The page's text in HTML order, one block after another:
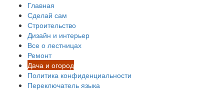
Главная
Сделай сам
Строительство
Дизайн и интерьер
Все о лестницах
Ремонт
Дача и огород
Политика конфиденциальности
Переключатель языка